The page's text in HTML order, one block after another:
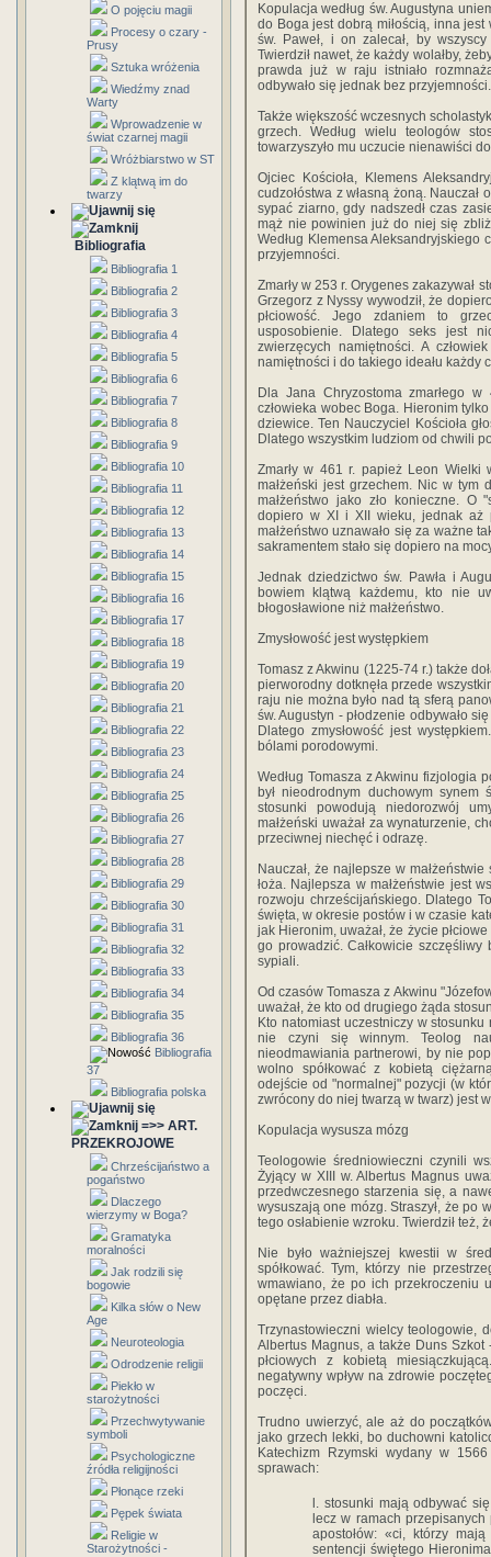
O pojęciu magii
Procesy o czary -
Prusy
Sztuka wróżenia
Wiedźmy znad
Warty
Wprowadzenie w
świat czarnej magii
Wróżbiarstwo w ST
Z klątwą im do
twarzy
Bibliografia
Bibliografia 1
Bibliografia 2
Bibliografia 3
Bibliografia 4
Bibliografia 5
Bibliografia 6
Bibliografia 7
Bibliografia 8
Bibliografia 9
Bibliografia 10
Bibliografia 11
Bibliografia 12
Bibliografia 13
Bibliografia 14
Bibliografia 15
Bibliografia 16
Bibliografia 17
Bibliografia 18
Bibliografia 19
Bibliografia 20
Bibliografia 21
Bibliografia 22
Bibliografia 23
Bibliografia 24
Bibliografia 25
Bibliografia 26
Bibliografia 27
Bibliografia 28
Bibliografia 29
Bibliografia 30
Bibliografia 31
Bibliografia 32
Bibliografia 33
Bibliografia 34
Bibliografia 35
Bibliografia 36
Bibliografia
37
Bibliografia polska
=>> ART.
PRZEKROJOWE
Chrześcijaństwo a
pogaństwo
Dlaczego
wierzymy w Boga?
Gramatyka
moralności
Jak rodzili się
bogowie
Kilka słów o New
Age
Neuroteologia
Odrodzenie religii
Piekło w
starożytności
Przechwytywanie
symboli
Psychologiczne
źródła religijności
Płonące rzeki
Pępek świata
Religie w
Starożytności -
Kopulacja według św. Augustyna
do Boga jest dobrą miłością, inna
św. Paweł, i on zalecał, by
Twierdził nawet, że każdy wolałby,
prawda już w raju istniało
odbywało się jednak bez przyjemności.
Także większość wczesnych
grzech. Według wielu teologów
towarzyszyło mu uczucie nienawiści
Ojciec Kościoła, Klemens
cudzołóstwa z własną żoną.
sypać ziarno, gdy nadszedł czas
mąż nie powinien już do niej się
Według Klemensa Aleksandryjskiego
przyjemności.
Zmarły w 253 r. Orygenes zakazywał
Grzegorz z Nyssy wywodził, że
płciowość. Jego zdaniem to
usposobienie. Dlatego seks jest
zwierzęcych namiętności. A
namiętności i do takiego ideału każdy
Dla Jana Chryzostoma zmarłego w
człowieka wobec Boga. Hieronim
dziewice. Ten Nauczyciel Kościoła
Dlatego wszystkim ludziom od chwili
Zmarły w 461 r. papież Leon Wielki
małżeński jest grzechem. Nic w tym
małżeństwo jako zło konieczne. O
dopiero w XI i XII wieku, jednak aż
małżeństwo uznawało się za ważne
sakramentem stało się dopiero na
Jednak dziedzictwo św. Pawła i
bowiem klątwą każdemu, kto nie
błogosławione niż małżeństwo.
Zmysłowość jest występkiem
Tomasz z Akwinu (1225-74 r.) także
pierworodny dotknęła przede
raju nie można było nad tą sferą
św. Augustyn - płodzenie odbywało
Dlatego zmysłowość jest
bólami porodowymi.
Według Tomasza z Akwinu fizjologia
był nieodrodnym duchowym synem
stosunki powodują niedorozwój
małżeński uważał za wynaturzenie,
przeciwnej niechęć i odrazę.
Nauczał, że najlepsze w
łoża. Najlepsza w małżeństwie jest
rozwoju chrześcijańskiego. Dlatego
święta, w okresie postów i w czasie
jak Hieronim, uważał, że życie
go prowadzić. Całkowicie
sypiali.
Od czasów Tomasza z Akwinu
uważał, że kto od drugiego żąda
Kto natomiast uczestniczy w
nie czyni się winnym. Teolog
nieodmawiania partnerowi, by nie
wolno spółkować z kobietą
odejście od "normalnej" pozycji (w
zwrócony do niej twarzą w twarz) jest
Kopulacja wysusza mózg
Teologowie średniowieczni czynili
Żyjący w XIII w. Albertus Magnus
przedwczesnego starzenia się, a
wysuszają one mózg. Straszył, że po
tego osłabienie wzroku. Twierdził też,
Nie było ważniejszej kwestii w
spółkować. Tym, którzy nie
wmawiano, że po ich przekroczeniu
opętane przez diabła.
Trzynastowieczni wielcy teologowie,
Albertus Magnus, a także Duns
płciowych z kobietą
negatywny wpływ na zdrowie
poczęci.
Trudno uwierzyć, ale aż do
jako grzech lekki, bo duchowni
Katechizm Rzymski wydany w
sprawach:
l. stosunki mają odbywać
lecz w ramach
apostołów: «ci, którzy
sentencji świętego